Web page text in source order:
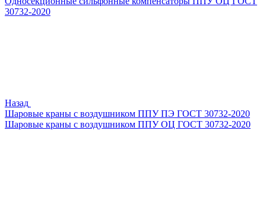
30732-2020
Назад
Шаровые краны с воздушником ППУ ПЭ ГОСТ 30732-2020
Шаровые краны с воздушником ППУ ОЦ ГОСТ 30732-2020